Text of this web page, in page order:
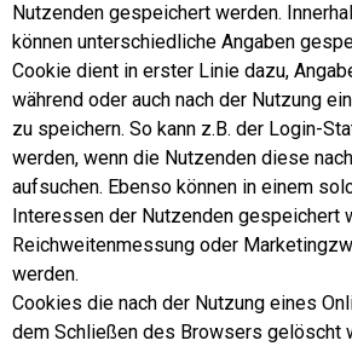
Nutzenden gespeichert werden.
können unterschiedliche Angaben
Cookie dient in erster Linie dazu,
während oder auch nach der Nutzung
zu speichern. So kann z.B. der Login-
werden, wenn die Nutzenden diese
aufsuchen. Ebenso können in einem
Interessen der Nutzenden gespeichert
Reichweitenmessung oder
werden.
Cookies die nach der Nutzung eines
dem Schließen des Browsers gelöscht